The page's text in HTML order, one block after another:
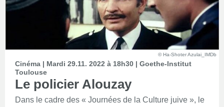
© Ha-Shoter Azulai_IMDb
Cinéma | Mardi 29.11. 2022 à 18h30 | Goethe-Institut
Toulouse
Le policier Alouzay
Dans le cadre des « Journées de la Culture juive », le